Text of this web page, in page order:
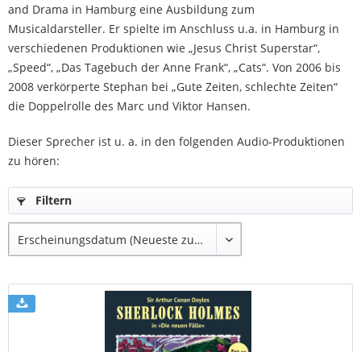
and Drama in Hamburg eine Ausbildung zum
Musicaldarsteller. Er spielte im Anschluss u.a. in Hamburg in
verschiedenen Produktionen wie „Jesus Christ Superstar“,
„Speed“, „Das Tagebuch der Anne Frank“, „Cats“. Von 2006 bis
2008 verkörperte Stephan bei „Gute Zeiten, schlechte Zeiten“
die Doppelrolle des Marc und Viktor Hansen.
Dieser Sprecher ist u. a. in den folgenden Audio-Produktionen
zu hören:
Filtern